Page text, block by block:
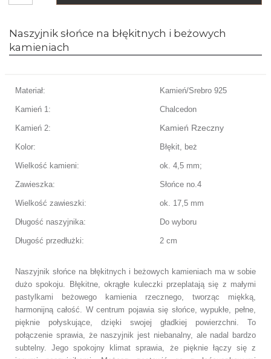
Naszyjnik słońce na błękitnych i beżowych
kamieniach
Materiał: Kamień/Srebro 925
Kamień 1: Chalcedon
Kamień 2: Kamień Rzeczny
Kolor: Błękit, beż
Wielkość kamieni: ok. 4,5 mm;
Zawieszka: Słońce no.4
Wielkość zawieszki: ok. 17,5 mm
Długość naszyjnika: Do wyboru
Długość przedłużki: 2 cm
Naszyjnik słońce na błękitnych i beżowych kamieniach ma w sobie
dużo spokoju. Błękitne, okrągłe kuleczki przeplatają się z małymi
pastylkami beżowego kamienia rzecznego, tworząc miękką,
harmonijną całość. W centrum pojawia się słońce, wypukłe, pełne,
pięknie połyskujące, dzięki swojej gładkiej powierzchni. To
połączenie sprawia, że naszyjnik jest niebanalny, ale nadal bardzo
subtelny. Jego spokojny klimat sprawia, że pięknie łączy się z